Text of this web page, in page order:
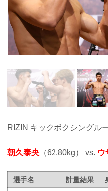
RIZIN キックボクシングル
朝久泰央 （62.80kg） vs. ウ
選手名 計量結果